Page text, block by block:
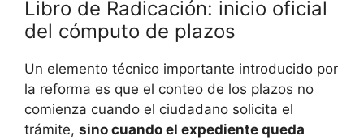
Libro de Radicación: inicio oficial
del cómputo de plazos
Un elemento técnico importante introducido por
la reforma es que el conteo de los plazos no
comienza cuando el ciudadano solicita el
trámite, sino cuando el expediente queda